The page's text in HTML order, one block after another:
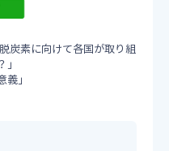
炭素に向けて各国が取り組
」